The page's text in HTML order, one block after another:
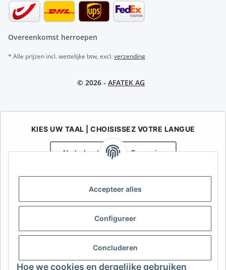
Accepteer alles
Configureer
Concluderen
Hoe we cookies en dergelijke gebruiken
Overeenkomst herroepen
* Alle prijzen incl. wettelijke btw, excl.verzending
© 2026 - AFATEK AG
KIES UW TAAL | CHOISISSEZ VOTRE LANGUE
Nederlands Français
Uw specialist in onderdelen voor aanhangwagens | Votre
spécialiste en pièces détachées pour remorques
Contact: info@afatek.com
AFATEK INTERNATIONAL – SELECT REGION & LANGUAGE | KIES